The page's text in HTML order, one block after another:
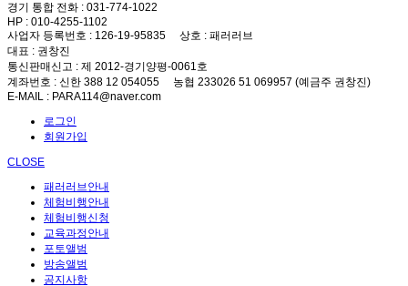
경기 통합 전화 : 031-774-1022
HP : 010-4255-1102
사업자 등록번호 : 126-19-95835 상호 : 패러러브
대표 : 권창진
통신판매신고 : 제 2012-경기양평-0061호
계좌번호 : 신한 388 12 054055 농협 233026 51 069957 (예금주 권창진)
E-MAIL : PARA114@naver.com
로그인
회원가입
CLOSE
패러러브안내
체험비행안내
체험비행신청
교육과정안내
포토앨범
방송앨범
공지사항